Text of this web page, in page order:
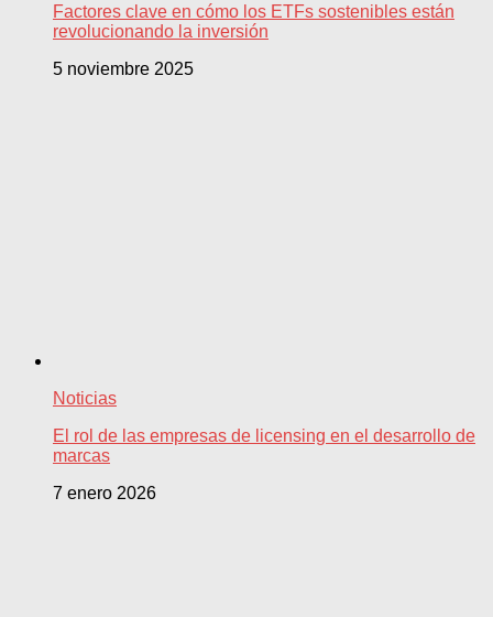
Factores clave en cómo los ETFs sostenibles están
revolucionando la inversión
5 noviembre 2025
Noticias
El rol de las empresas de licensing en el desarrollo de
marcas
7 enero 2026